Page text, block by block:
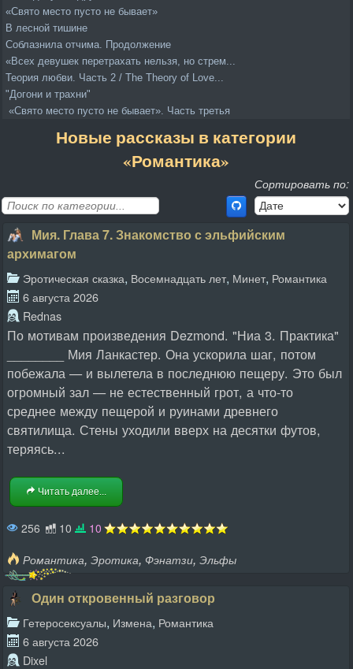
«Свято место пусто не бывает»
В лесной тишине
Соблазнила отчима. Продолжение
«Всех девушек перетрахать нельзя, но стрем...
Теория любви. Часть 2 / The Theory of Love...
"Догони и трахни"
«Свято место пусто не бывает». Часть третья
Новые рассказы в категории
«Романтика»
Сортировать по:
Мия. Глава 7. Знакомство с эльфийским
архимагом
Эротическая сказка, Восемнадцать лет, Минет, Романтика
6 августа 2026
Rednas
По мотивам произведения Dezmond. "Ниа 3. Практика"
________ Мия Ланкастер. Она ускорила шаг, потом
побежала — и вылетела в последнюю пещеру. Это был
огромный зал — не естественный грот, а что-то
среднее между пещерой и руинами древнего
святилища. Стены уходили вверх на десятки футов,
теряясь...
Читать далее...
256 10
10
Романтика, Эротика, Фэнатзи, Эльфы
Один откровенный разговор
Гетеросексуалы, Измена, Романтика
6 августа 2026
Dixel